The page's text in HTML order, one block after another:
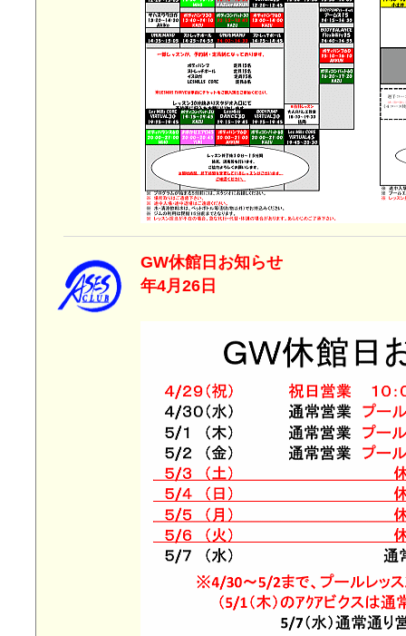
GW休館日お
年4月26日